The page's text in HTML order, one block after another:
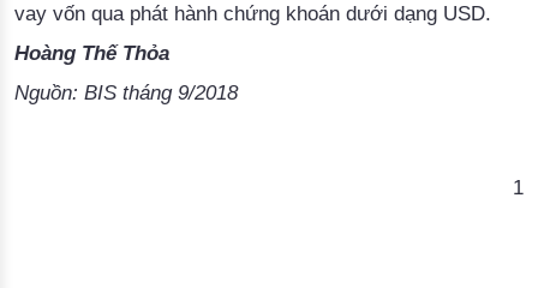
vay vốn qua phát hành chứng khoán dưới dạng USD.
Hoàng Thế Thỏa
Nguồn: BIS tháng 9/2018
1